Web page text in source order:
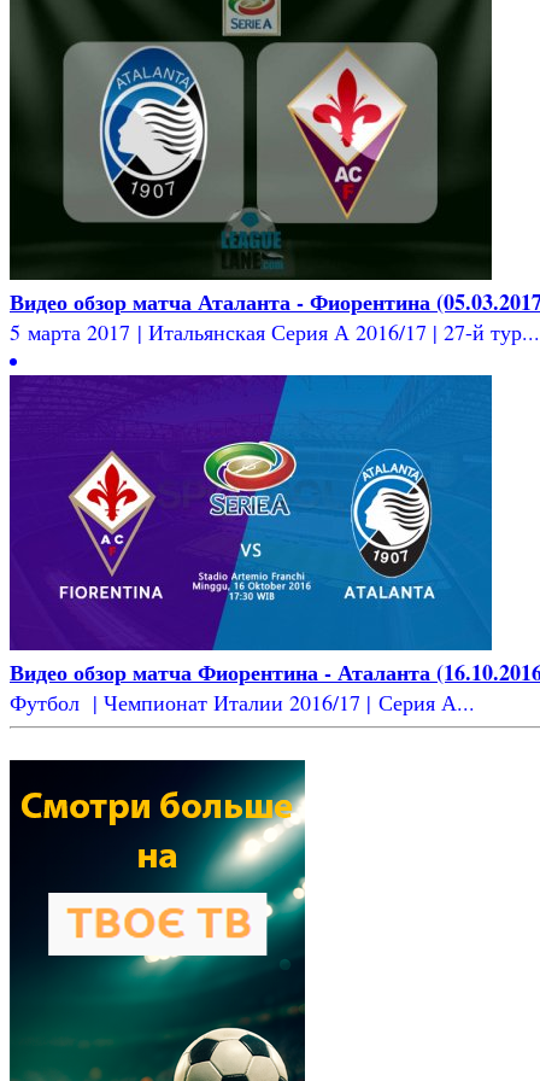
Видео обзор матча Аталанта - Фиорентина
5 марта 2017 | Итальянская Серия А 2016/17 | 27-й тур...
Видео обзор матча Фиорентина - Аталанта
Футбол | Чемпионат Италии 2016/17 | Серия А...